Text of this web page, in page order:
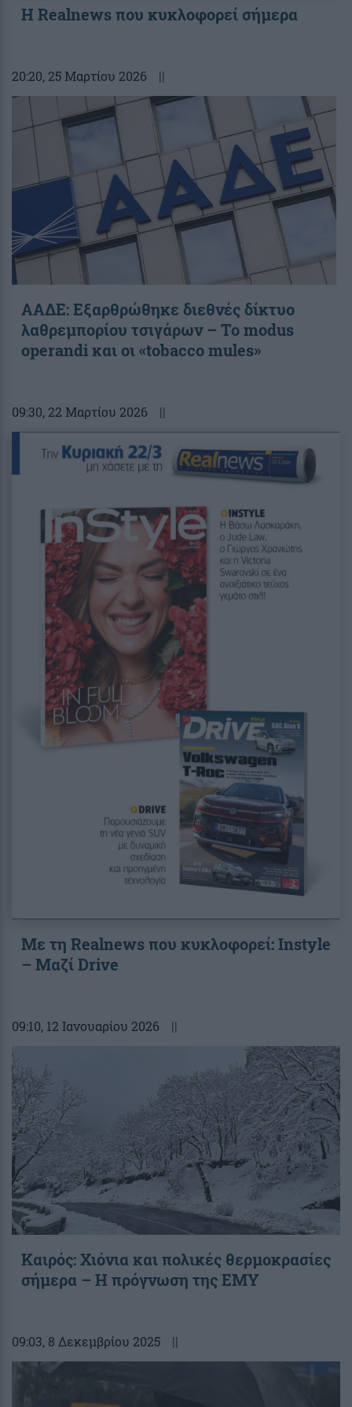
Η Realnews που κυκλοφορεί σήμερα
20:20, 25 Μαρτίου 2026 ||
ΑΑΔΕ: Εξαρθρώθηκε διεθνές δίκτυο
λαθρεμπορίου τσιγάρων – Το modus
operandi και οι «tobacco mules»
09:30, 22 Μαρτίου 2026 ||
Με τη Realnews που κυκλοφορεί: Instyle
– Μαζί Drive
09:10, 12 Ιανουαρίου 2026 ||
Καιρός: Χιόνια και πολικές θερμοκρασίες
σήμερα – Η πρόγνωση της ΕΜΥ
09:03, 8 Δεκεμβρίου 2025 ||